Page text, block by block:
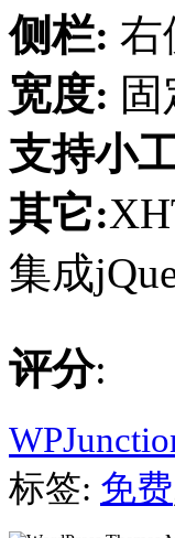
侧栏: 右
宽度:
支持小
其它:
集成
评分:
标签: 免费